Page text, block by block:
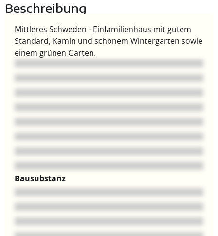
Beschreibung
Mittleres Schweden - Einfamilienhaus mit gutem
Standard, Kamin und schönem Wintergarten sowie
einem grünen Garten.
Bausubstanz